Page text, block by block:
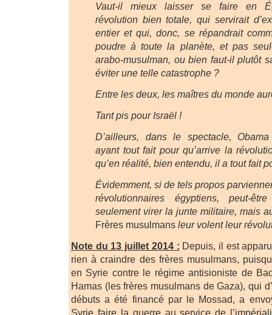
Vaut-il mieux laisser se faire en
révolution bien totale, qui servirait
entier et qui, donc, se répandrait
poudre à toute la planète, et pas
arabo-musulman, ou bien faut-il plutôt
éviter une telle catastrophe ?
Entre les deux, les maîtres du monde
Tant pis pour Israël !
D’ailleurs, dans le spectacle,
ayant tout fait pour qu’arrive la
qu’en réalité, bien entendu, il a tout fait
Évidemment, si de tels propos
révolutionnaires égyptiens, peut-
seulement virer la junte militaire, mais
Frères musulmans leur volent leur
Note du 13 juillet 2014 : Depuis, il est
rien à craindre des frères musulmans,
en Syrie contre le régime antisioniste de
Hamas (les frères musulmans de Gaza), qui
débuts a été financé par le Mossad, a
Syrie faire la guerre au service de